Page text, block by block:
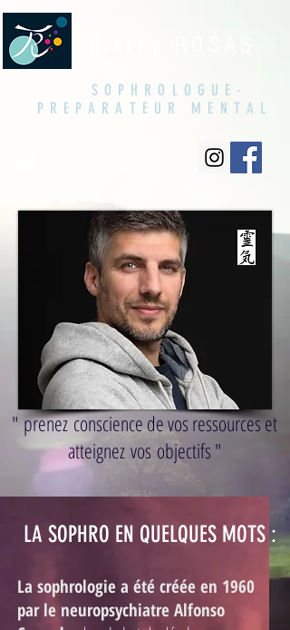
SOPHROLOGUE-
PREPARATEUR MENTAL
" prenez conscience de vos ressources et
atteignez vos objectifs "
LA SOPHRO EN QUELQUES MOTS :
La sophrologie a été créée en 1960
par le neuropsychiatre Alfonso